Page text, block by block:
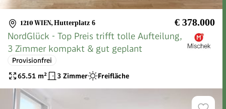
1210 WIEN, Hutterplatz 6 € 378.000
NordGlück - Top Preis trifft tolle Aufteilung,
3 Zimmer kompakt & gut geplant
Provisionfrei
65.51 m² 3 Zimmer Freifläche